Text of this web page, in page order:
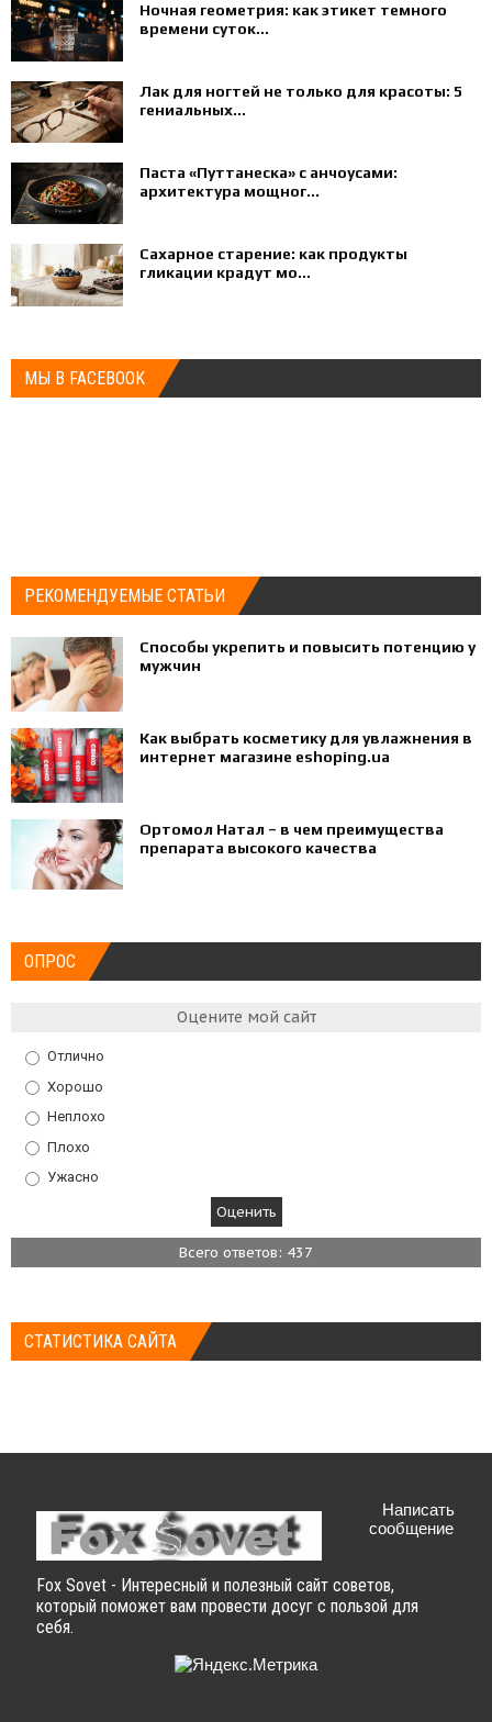
Ночная геометрия: как этикет темного
времени суток...
Лак для ногтей не только для красоты: 5
гениальных...
Паста «Путтанеска» с анчоусами:
архитектура мощног...
Сахарное старение: как продукты
гликации крадут мо...
МЫ В FACEBOOK
РЕКОМЕНДУЕМЫЕ СТАТЬИ
Способы укрепить и повысить потенцию у
мужчин
Как выбрать косметику для увлажнения в
интернет магазине eshoping.ua
Ортомол Натал – в чем преимущества
препарата высокого качества
ОПРОС
Оцените мой сайт
Отлично
Хорошо
Неплохо
Плохо
Ужасно
Всего ответов: 437
СТАТИСТИКА САЙТА
Fox Sovet - Интересный и полезный сайт советов,
который поможет вам провести досуг с пользой для
себя.
Написать
сообщение